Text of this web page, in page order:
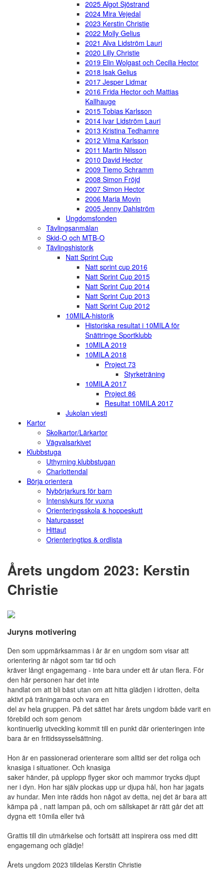
2025 Algot Sjöstrand
2024 Mira Vejedal
2023 Kerstin Christie
2022 Molly Gelius
2021 Alva Lidström Lauri
2020 Lilly Christie
2019 Elin Wolgast och Cecilia Hector
2018 Isak Gelius
2017 Jesper Lidmar
2016 Frida Hector och Mattias
Kallhauge
2015 Tobias Karlsson
2014 Ivar Lidström Lauri
2013 Kristina Tedhamre
2012 Vilma Karlsson
2011 Martin Nilsson
2010 David Hector
2009 Tiemo Schramm
2008 Simon Fröjd
2007 Simon Hector
2006 Maria Movin
2005 Jenny Dahlström
Ungdomsfonden
Tävlingsanmälan
Skid-O och MTB-O
Tävlingshistorik
Natt Sprint Cup
Natt sprint cup 2016
Natt Sprint Cup 2015
Natt Sprint Cup 2014
Natt Sprint Cup 2013
Natt Sprint Cup 2012
10MILA-historik
Historiska resultat i 10MILA för
Snättringe Sportklubb
10MILA 2019
10MILA 2018
Project 73
Styrketräning
10MILA 2017
Project 86
Resultat 10MILA 2017
Jukolan viesti
Kartor
Skolkartor/Lärkartor
Vägvalsarkivet
Klubbstuga
Uthyrning klubbstugan
Charlottendal
Börja orientera
Nybörjarkurs för barn
Intensivkurs för vuxna
Orienteringsskola & hoppeskutt
Naturpasset
Hittaut
Orienteringtips & ordlista
Årets ungdom 2023: Kerstin
Christie
Juryns motivering
Den som uppmärksammas i år är en ungdom som visar att
orientering är något som tar tid och
kräver långt engagemang - inte bara under ett år utan flera. För
den här personen har det inte
handlat om att bli bäst utan om att hitta glädjen i idrotten, delta
aktivt på träningarna och vara en
del av hela gruppen. På det sättet har årets ungdom både varit en
förebild och som genom
kontinuerlig utveckling kommit till en punkt där orienteringen inte
bara är en fritidssysselsättning.
Hon är en passionerad orienterare som alltid ser det roliga och
knasiga i situationer. Och knasiga
saker händer, på upplopp flyger skor och mammor trycks djupt
ner i dyn. Hon har själv plockas upp ur djupa hål, hon har jagats
av hundar. Men inte rädds hon något av detta, nej det är bara att
kämpa på , natt lampan på, och om sällskapet är rätt går det att
dygna ett 10mila eller två
Grattis till din utmärkelse och fortsätt att inspirera oss med ditt
engagemang och glädje!
Årets ungdom 2023 tilldelas Kerstin Christie